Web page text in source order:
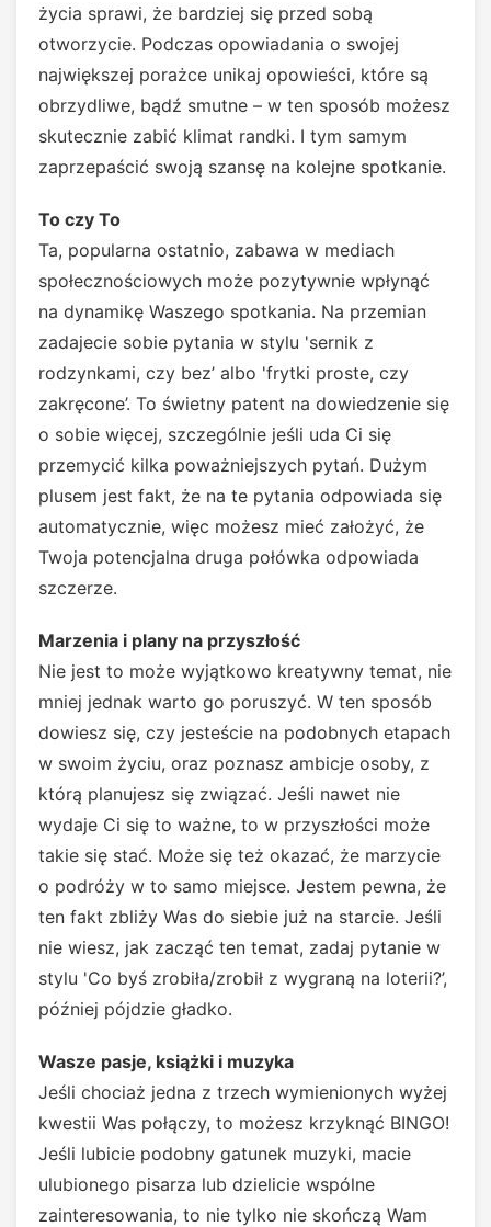
życia sprawi, że bardziej się przed sobą
otworzycie. Podczas opowiadania o swojej
największej porażce unikaj opowieści, które są
obrzydliwe, bądź smutne – w ten sposób możesz
skutecznie zabić klimat randki. I tym samym
zaprzepaścić swoją szansę na kolejne spotkanie.
To czy To
Ta, popularna ostatnio, zabawa w mediach
społecznościowych może pozytywnie wpłynąć
na dynamikę Waszego spotkania. Na przemian
zadajecie sobie pytania w stylu 'sernik z
rodzynkami, czy bez’ albo 'frytki proste, czy
zakręcone’. To świetny patent na dowiedzenie się
o sobie więcej, szczególnie jeśli uda Ci się
przemycić kilka poważniejszych pytań. Dużym
plusem jest fakt, że na te pytania odpowiada się
automatycznie, więc możesz mieć założyć, że
Twoja potencjalna druga połówka odpowiada
szczerze.
Marzenia i plany na przyszłość
Nie jest to może wyjątkowo kreatywny temat, nie
mniej jednak warto go poruszyć. W ten sposób
dowiesz się, czy jesteście na podobnych etapach
w swoim życiu, oraz poznasz ambicje osoby, z
którą planujesz się związać. Jeśli nawet nie
wydaje Ci się to ważne, to w przyszłości może
takie się stać. Może się też okazać, że marzycie
o podróży w to samo miejsce. Jestem pewna, że
ten fakt zbliży Was do siebie już na starcie. Jeśli
nie wiesz, jak zacząć ten temat, zadaj pytanie w
stylu 'Co byś zrobiła/zrobił z wygraną na loterii?’,
później pójdzie gładko.
Wasze pasje, książki i muzyka
Jeśli chociaż jedna z trzech wymienionych wyżej
kwestii Was połączy, to możesz krzyknąć BINGO!
Jeśli lubicie podobny gatunek muzyki, macie
ulubionego pisarza lub dzielicie wspólne
zainteresowania, to nie tylko nie skończą Wam